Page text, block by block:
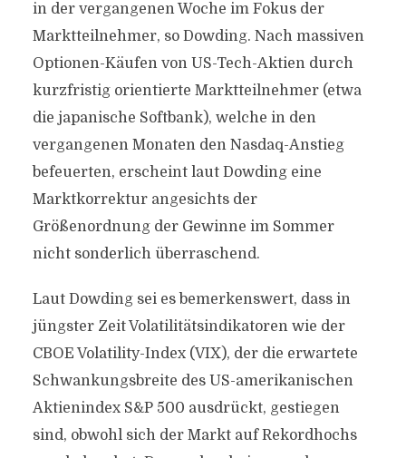
in der vergangenen Woche im Fokus der
Marktteilnehmer, so Dowding. Nach massiven
Optionen-Käufen von US-Tech-Aktien durch
kurzfristig orientierte Marktteilnehmer (etwa
die japanische Softbank), welche in den
vergangenen Monaten den Nasdaq-Anstieg
befeuerten, erscheint laut Dowding eine
Marktkorrektur angesichts der
Größenordnung der Gewinne im Sommer
nicht sonderlich überraschend.
Laut Dowding sei es bemerkenswert, dass in
jüngster Zeit Volatilitätsindikatoren wie der
CBOE Volatility-Index (VIX), der die erwartete
Schwankungsbreite des US-amerikanischen
Aktienindex S&P 500 ausdrückt, gestiegen
sind, obwohl sich der Markt auf Rekordhochs